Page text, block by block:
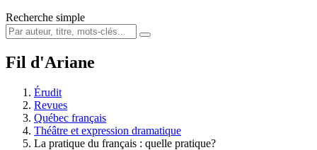
Recherche simple
Fil d'Ariane
Érudit
Revues
Québec français
Théâtre et expression dramatique
La pratique du français : quelle pratique?